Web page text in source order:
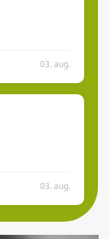
03. aug.
03. aug.